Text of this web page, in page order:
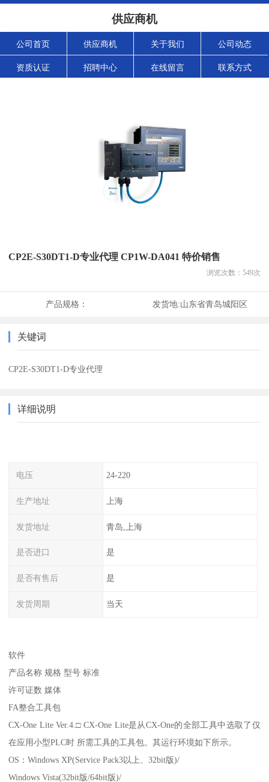
供应商机
公司首页 供应商机 关于我们 公司动态
资质认证 招聘中心 在线留言 联系方式
CP2E-S30DT1-D专业代理 CP1W-DA041 特价销售
浏览次数： 549次
产品规格： 发货地:山东省青岛城阳区
关键词
CP2E-S30DT1-D专业代理
详细说明
电压 24-220
生产地址 上海
发货地址 青岛,上海
是否进口 是
是否有售后 是
发货周期 当天
软件
产品名称 规格 型号 标准
许可证数 媒体
FA整合工具包
CX-One Lite Ver.4.□ CX-One Lite是从CX-One的全部工具中选取了仅
在应用小型PLC时 所需工具的工具包。其运行环境如下所示。
OS：Windows XP(Service Pack3以上、32bit版)/
Windows Vista(32bit版/64bit版)/